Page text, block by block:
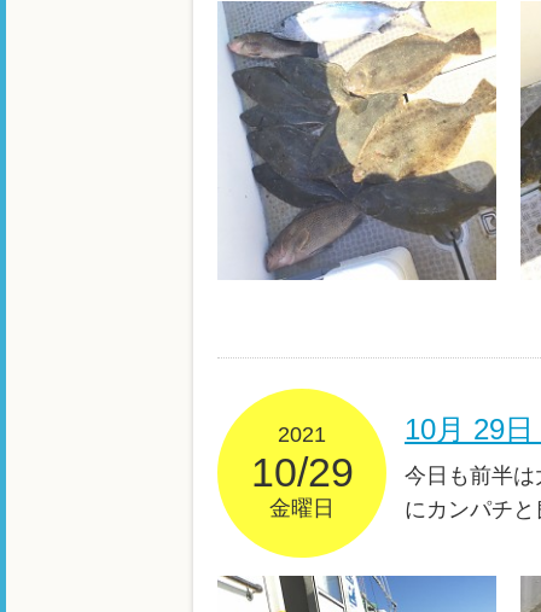
2021
10/29
金曜日
10月 29
今日も前半
にカンパチ